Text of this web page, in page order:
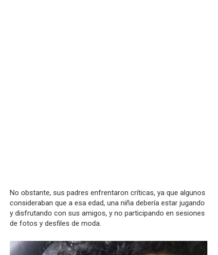
No obstante, sus padres enfrentaron críticas, ya que algunos
consideraban que a esa edad, una niña debería estar jugando
y disfrutando con sus amigos, y no participando en sesiones
de fotos y desfiles de moda.